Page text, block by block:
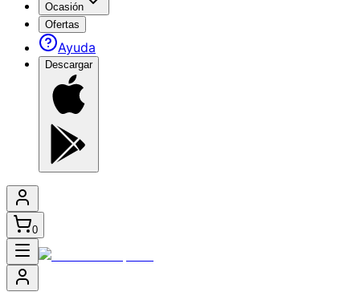
Ocasión
Ofertas
Ayuda
Descargar
0